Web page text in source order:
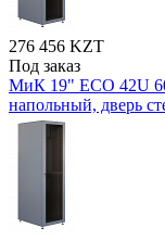
276 456 KZT
Под заказ
МиК 19" ECO 42U
напольный, дверь